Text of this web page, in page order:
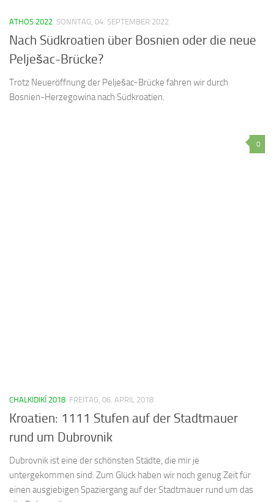
ATHOS 2022 SONNTAG, 04. SEPTEMBER 2022
Nach Südkroatien über Bosnien oder die neue
Pelješac-Brücke?
Trotz Neueröffnung der Pelješac-Brücke fahren wir durch
Bosnien-Herzegowina nach Südkroatien.
0
CHALKIDIKÍ 2018 FREITAG, 06. APRIL 2018
Kroatien: 1111 Stufen auf der Stadtmauer
rund um Dubrovnik
Dubrovnik ist eine der schönsten Städte, die mir je
untergekommen sind. Zum Glück haben wir noch genug Zeit für
einen ausgiebigen Spaziergang auf der Stadtmauer rund um das